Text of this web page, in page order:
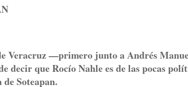
Veracruz —primero junto a Andrés
que Rocío Nahle es de las pocas
Soteapan.